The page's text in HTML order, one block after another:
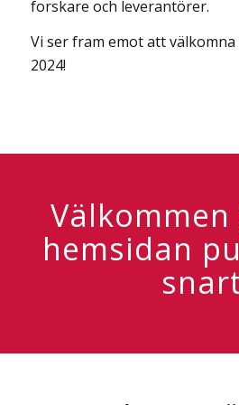
forskare och leverantörer.
Vi ser fram emot att
2024!
hemsidan